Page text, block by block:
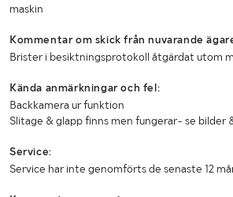
maskin
Kommentar om skick från nuvarande
Brister i besiktningsprotokoll åtgärdat utom
Kända anmärkningar och fel:
Backkamera ur funktion
Slitage & glapp finns men fungerar- se bilder
Service:
Service har inte genomförts de senaste 12